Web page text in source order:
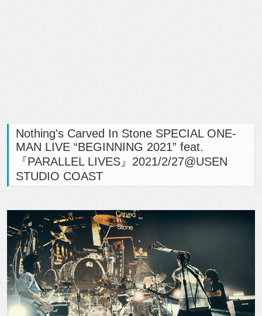
Nothing's Carved In Stone SPECIAL ONE-
MAN LIVE “BEGINNING 2021” feat.
『PARALLEL LIVES』2021/2/27@USEN
STUDIO COAST